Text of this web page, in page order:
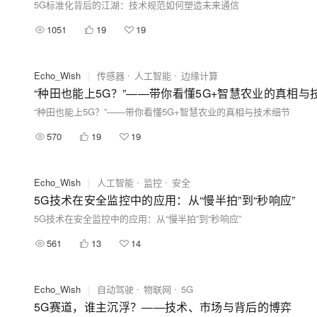
5G标准化背后的江湖：技术规范如何塑造未来通信
1051
19 19
Echo_Wish | 传感器 人工智能 边缘计算
“种田也能上5G？”——带你看懂5G+智慧农业的真相与
“种田也能上5G？”——带你看懂5G+智慧农业的真相与技术细节
570
19 19
Echo_Wish | 人工智能 监控 安全
5G技术在安全监控中的应用：从“慢半拍”到“秒响应”
5G技术在安全监控中的应用：从“慢半拍”到“秒响应”
561
13 14
Echo_Wish | 自动驾驶 物联网 5G
5G赛道，谁主沉浮？——技术、市场与背后的博弈